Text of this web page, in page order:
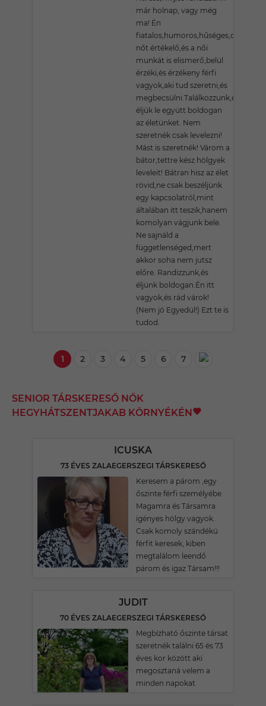
már holnap, vagy még
ma! Én
fiatalos,humoros,hűséges,dolgos,a
nőt értékelő,és a női
munkát is elismerő,belül
érzéki,és érzékeny férfi
vagyok,aki tud szeretni,és
megbecsülni.Találkozzunk,és
éljük le együtt boldogan
az életünket. Nem
szeretnék csak levelezni!
Mást is szeretnék! Várom a
bátor,tettre kész hölgyek
leveleit! Bátran hisz az élet
rövid,ne csak beszéljünk
egy kapcsolatról,mint
általában itt teszik,hanem
komolyan vágjunk bele.
Ne sajnáld a
függetlenséged,mert
akkor soha nem jutsz
előre. Randizzunk,és
éljünk boldogan.Én itt
vagyok,és rád várok!
(Nem jó Egyedül!) Ezt te is
tudod.
1 2 3 4 5 6 7
SENIOR TÁRSKERESŐ NŐK
HEGYHÁTSZENTJAKAB KÖRNYÉKÉN
ICUSKA
73 ÉVES ZALAEGERSZEGI TÁRSKERESŐ
Keresem a párom ,egy
őszinte férfi személyébe .
Magamra és Társamra
igényes hölgy vagyok.
Csak komoly szándékú
férfit keresek, kiben
megtalálom leendő
párom és igaz Társam!!!
JUDIT
70 ÉVES ZALAEGERSZEGI TÁRSKERESŐ
Megbízható őszinte társat
szeretnék találni 65 és 73
éves kor között aki
megosztaná velem a
minden napokat